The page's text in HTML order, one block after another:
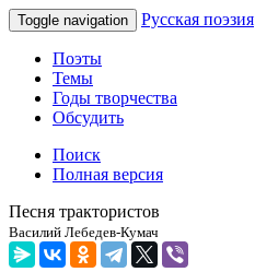
Toggle navigation Русская поэзия
Поэты
Темы
Годы творчества
Обсудить
Поиск
Полная версия
Песня трактористов
Василий Лебедев-Кумач